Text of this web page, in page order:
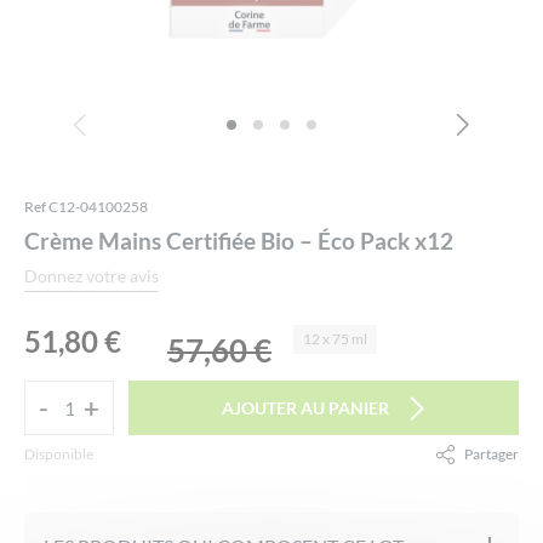
Ref C12-04100258
Crème Mains Certifiée Bio – Éco Pack x12
Donnez votre avis
57,60€
Le
initial
était :
51,80€
prix
12 x 75 ml
-
quantité
de
Certifiée
- +
+ AJOUTER AU PANIER
Disponible Partager
facebook twitter email
Alternative: